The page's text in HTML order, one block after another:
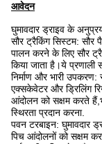
आवेदन
घुमावदार ड्राइव के
सौर ट्रैकिंग सिस्टम: सौर
पालन करने के लिए सौर
किया जाता है।ये प्रणाली
निर्माण और भारी उपकरण:
एक्सकेवेटर और ड्रिलिंग
आंदोलन को सक्षम करते
स्थिरता प्रदान करना.
पवन टरबाइन: घुमावदार
पिच आंदोलनों को सक्षम